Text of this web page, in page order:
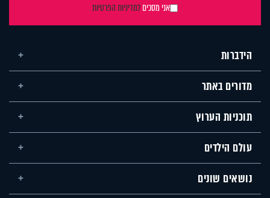
אני מסכיםלמדיניות הפרטיות
הידברות
מדורים באתר
תוכניות הערוץ
עולם הילדים
נושאים שונים